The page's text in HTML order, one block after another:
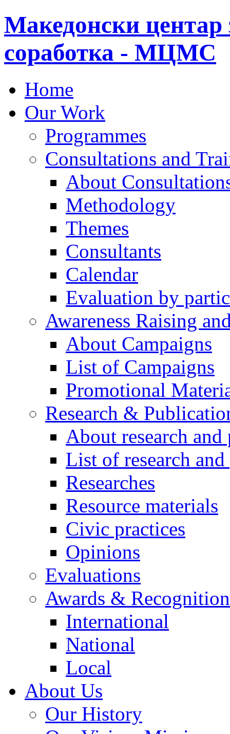
Македонски центар
соработка - МЦМС
Home
Our Work
Programmes
Consultations and
About
Methodology
Themes
Consultants
Calendar
Evaluation by
Awareness Raising
About Campaigns
List of Campaigns
Promotional
Research &
About research
List of research
Researches
Resource materials
Civic practices
Opinions
Evaluations
Awards &
International
National
Local
About Us
Our History